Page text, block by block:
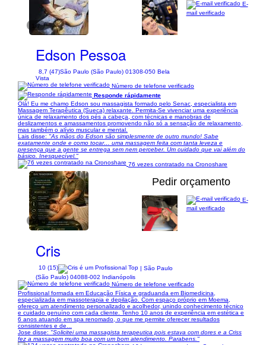
1/7
Edson Pessoa
8,7 (47)São Paulo (São Paulo) 01308-050 Bela
Vista
E-
mail verificado
Número de telefone verificado
Responde rápidamente
Olá! Eu me chamo Edson sou massagista formado pelo Senac, especialista em
Massagem Terapêutica (Sueca) relaxante. Permita-Se vivenciar uma experiência
única de relaxamento dos pés a cabeça, com técnicas e manobras de
deslizamentos e amassamentos promovendo não só a sensação de relaxamento,
mas também o alívio muscular e mental.
Lais disse: "As mãos do Edson são simplesmente de outro mundo! Sabe
exatamente onde e como tocar… uma massagem feita com tanta leveza e
presença que a gente se entrega sem nem perceber. Um cuidado que vai além do
básico. Inesquecível."
76 vezes contratado na Cronoshare
1/10
Pedir orçamento
Cris
10 (15)
| São Paulo
(São Paulo) 04088-002 Indianópolis
E-
mail verificado
Número de telefone verificado
Profissional formada em Educação Física e graduanda em Biomedicina,
especializada em massoterapia e depilação. Com espaço próprio em Moema,
ofereço um atendimento personalizado e acolhedor, unindo conhecimento técnico
e cuidado genuíno com cada cliente. Tenho 10 anos de experiência em estética e
6 anos atuando em spa renomado, o que me permite oferecer resultados
consistentes e de...
Jose disse: "Solicitei uma massagista terapeutica pois estava com dores e a Criss
fez a massagem muito boa com um bom atendimento. Parabens."